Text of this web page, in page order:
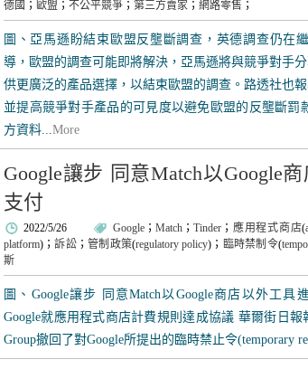
德國 ； 歐盟 ； 不公平競爭 ； 第三方賣家 ； 網路零售 ；
圖、亞馬遜盼結束歐盟反壟斷調查，英德調查仍在
導，歐盟的調查可能即將解決，亞馬遜將與競爭對手
供更廣泛的產品選擇，以結束歐盟的調查。路透社也
並提高競爭對手產品的可見度以避免歐盟的反壟斷罰
方資料...More
Google讓步 同意Match以Google
支付
2022/5/26 Google ；Match ；Tinder ； 應用程式商店(
platform)； 訴訟； 管制政策(regulatory policy)； 臨時禁制令(
斯
圖、Google讓步 同意Match以Google商店以外工具
Google就應用程式商店計費規則達成協議 華爾街日報
Group撤回了對Google所提出的臨時禁止令(temporary